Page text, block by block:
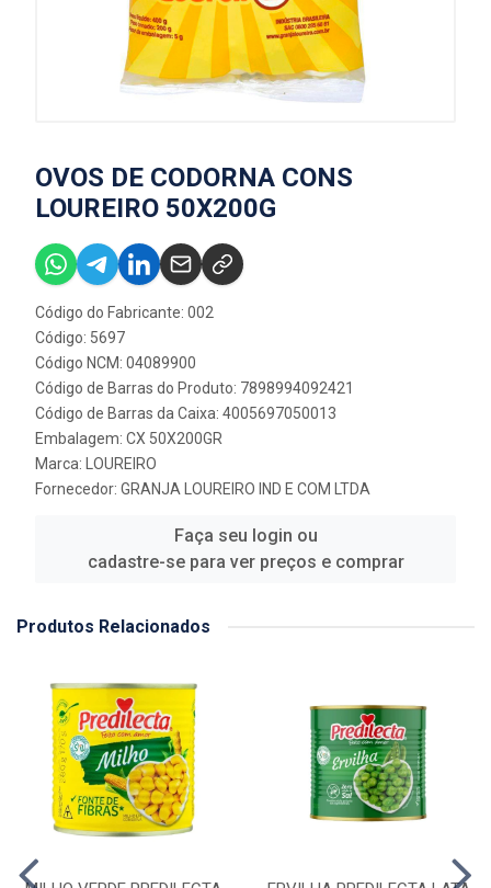
OVOS DE CODORNA CONS
LOUREIRO 50X200G
Código do Fabricante: 002
Código: 5697
Código NCM: 04089900
Código de Barras do Produto: 7898994092421
Código de Barras da Caixa: 4005697050013
Embalagem: CX 50X200GR
Marca:
LOUREIRO
Fornecedor: GRANJA LOUREIRO IND E COM LTDA
Faça seu login ou
cadastre-se para ver preços e comprar
Produtos Relacionados